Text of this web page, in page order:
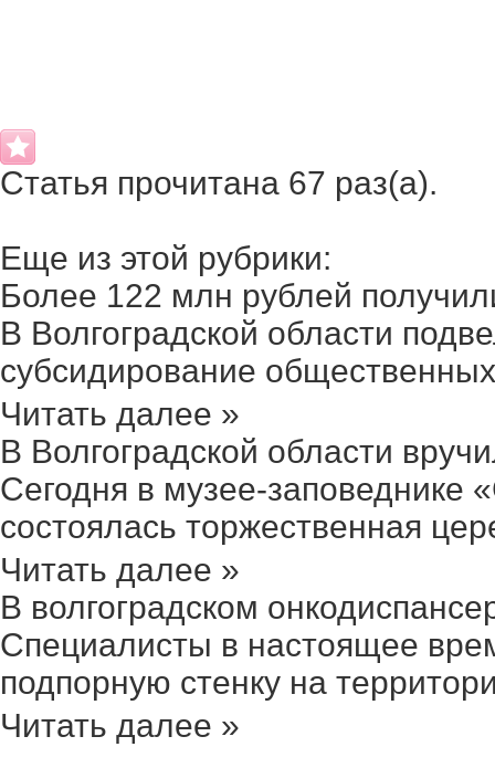
Статья прочитана 67 раз(a).
Еще из этой рубрики:
Более 122 млн рублей
В Волгоградской области
субсидирование
Читать далее »
В Волгоградской области
Сегодня в музее-заповеднике
состоялась торжественная
Читать далее »
В волгоградском
Специалисты в настоящее
подпорную стенку на
Читать далее »